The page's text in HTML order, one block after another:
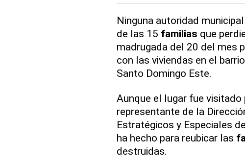
Ninguna autoridad
de las 15 familias que
madrugada del 20 del mes
con las viviendas en el
Santo Domingo Este.
Aunque el lugar fue
representante de la
Estratégicos y Especiales
ha hecho para reubicar las
destruidas.